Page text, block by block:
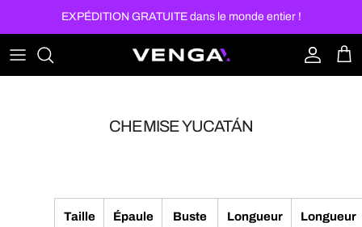
EXPÉDITION GRATUITE dans le monde entier !
Compte
CHEMISE YUCATÁN
Taille Épaule Buste Longueur
Longueur